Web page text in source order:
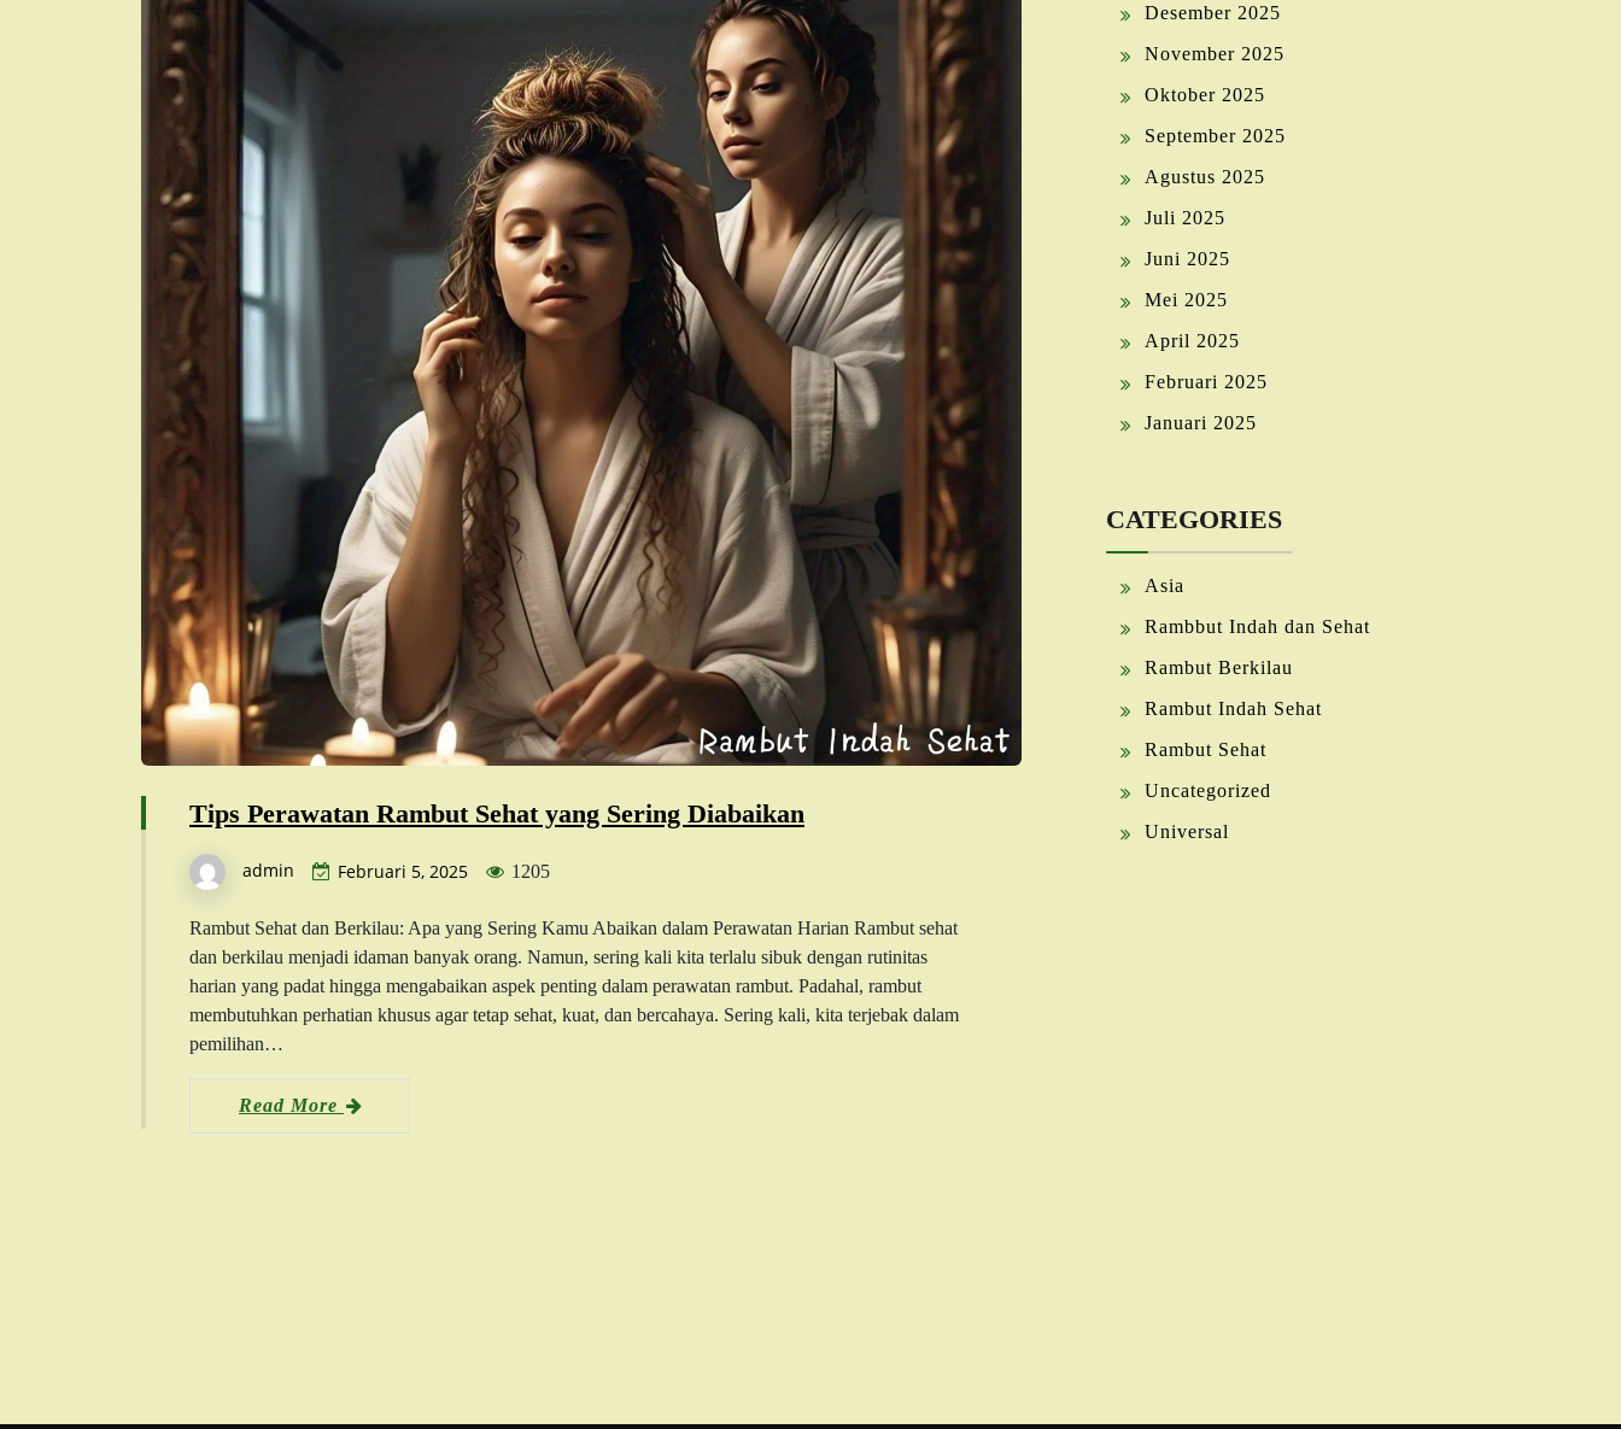
Tips Perawatan Rambut Sehat yang Sering Diabaikan
admin Februari 5, 2025 1205
Rambut Sehat dan Berkilau: Apa yang Sering Kamu Abaikan dalam Perawatan Harian Rambut sehat
dan berkilau menjadi idaman banyak orang. Namun, sering kali kita terlalu sibuk dengan rutinitas
harian yang padat hingga mengabaikan aspek penting dalam perawatan rambut. Padahal, rambut
membutuhkan perhatian khusus agar tetap sehat, kuat, dan bercahaya. Sering kali, kita terjebak dalam
pemilihan…
Read More
Desember 2025
November 2025
Oktober 2025
September 2025
Agustus 2025
Juli 2025
Juni 2025
Mei 2025
April 2025
Februari 2025
Januari 2025
CATEGORIES
Asia
Rambbut Indah dan Sehat
Rambut Berkilau
Rambut Indah Sehat
Rambut Sehat
Uncategorized
Universal